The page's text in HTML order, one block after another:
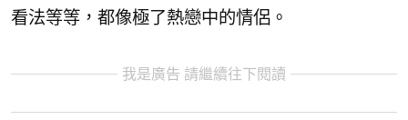
看法等等，都像極了熱戀中的情侶。
我是廣告 請繼續往下閱讀